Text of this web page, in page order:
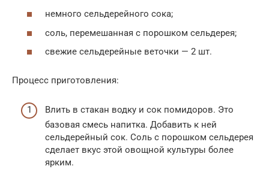
немного сельдерейного сока;
соль, перемешанная с порошком сельдерея;
свежие сельдерейные веточки — 2 шт.
Процесс приготовления:
Влить в стакан водку и сок помидоров. Это
базовая смесь напитка. Добавить к ней
сельдерейный сок. Соль с порошком сельдерея
сделает вкус этой овощной культуры более
ярким.